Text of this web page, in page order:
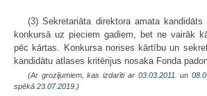
(3) Sekretariāta direktora amata
konkursā uz pieciem gadiem, bet ne vairāk
pēc kārtas. Konkursa norises kārtību un
kandidātu atlases kritērijus nosaka Fonda
(Ar grozījumiem, kas izdarīti ar 03.03.2011. un
spēkā 23.07.2019. )